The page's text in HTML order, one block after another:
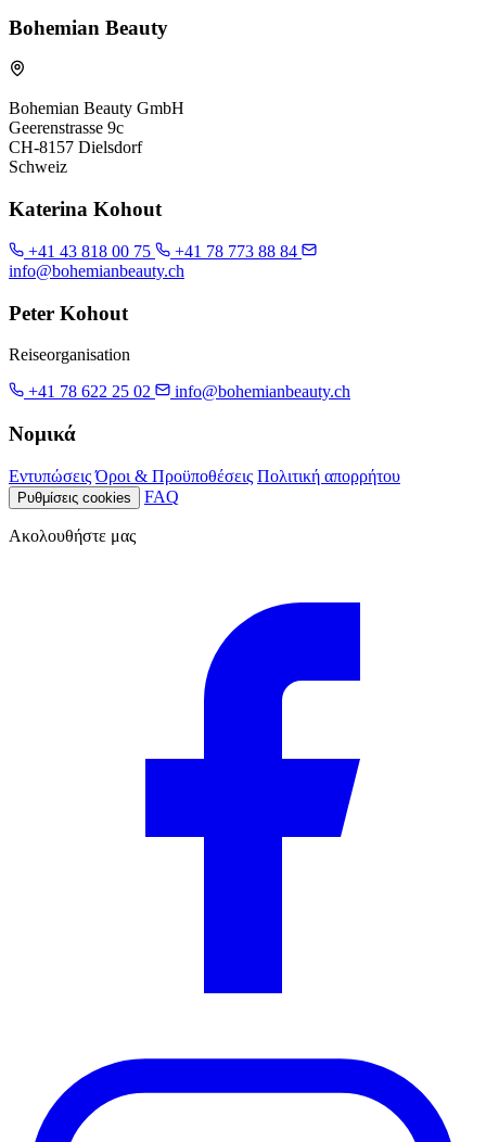
Bohemian Beauty
Bohemian Beauty GmbH
Geerenstrasse 9c
CH-8157 Dielsdorf
Schweiz
Katerina Kohout
+41 43 818 00 75
+41 78 773 88 84
info@bohemianbeauty.ch
Peter Kohout
Reiseorganisation
+41 78 622 25 02
info@bohemianbeauty.ch
Νομικά
Εντυπώσεις Όροι & Προϋποθέσεις Πολιτική απορρήτου
Ρυθμίσεις cookies FAQ
Ακολουθήστε μας